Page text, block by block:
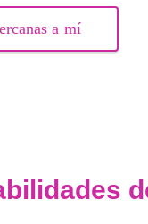
a mí